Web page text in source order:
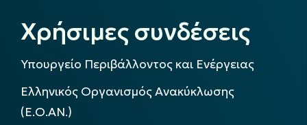
Χρήσιμες συνδέσεις
Υπουργείο Περιβάλλοντος και Ενέργειας
Ελληνικός Οργανισμός Ανακύκλωσης
(Ε.Ο.ΑΝ.)